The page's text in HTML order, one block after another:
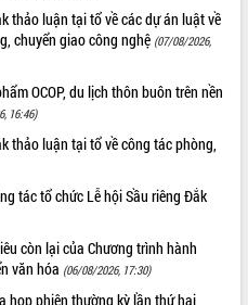
thảo luận tại tổ về các dự án luật về
chuyển giao công nghệ (07/08/2026,
OCOP, du lịch thôn buôn trên nền
16:46)
thảo luận tại tổ về công tác phòng,
tác tổ chức Lễ hội Sầu riêng Đắk
còn lại của Chương trình hành
văn hóa (06/08/2026, 17:30)
họp phiên thường kỳ lần thứ hai